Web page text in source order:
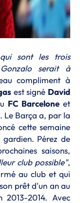
sont les trois
serait à
compliment à
est signé David
FC Barcelone et
Le Barça a, par la
cette semaine
Pérez de
saisons,
club possible",
au club et qui
prêt d'un an au
2013-2014. Avec